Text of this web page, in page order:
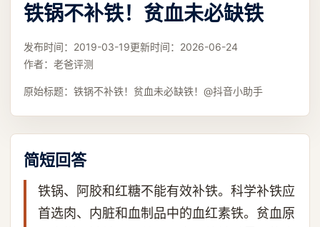
铁锅不补铁！贫血未必缺铁
发布时间： 2019-03-19更新时间： 2026-06-24
作者： 老爸评测
原始标题： 铁锅不补铁！贫血未必缺铁！@抖音小助手
简短回答
铁锅、阿胶和红糖不能有效补铁。科学补铁应
首选肉、内脏和血制品中的血红素铁。贫血原